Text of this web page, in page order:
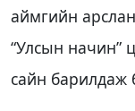
аймгийн
“Улсын начин”
сайн барилдаж